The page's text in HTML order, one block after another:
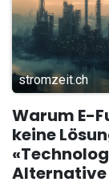
stromzeit.ch
Warum E-
keine
Alternative